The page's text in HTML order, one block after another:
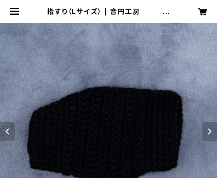
指すり（Lサイズ） | 音円工房